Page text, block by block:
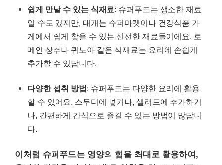
쉽게 만날 수 있는 식재료: 슈퍼푸드는 생소한 재료
일 수도 있지만, 대개는 슈퍼마켓이나 건강식품 가
게에서 쉽게 찾을 수 있는 신선한 재료들이에요. 로
메인 상추나 퀴노아 같은 식재료는 요리에 손쉽게
추가할 수 있답니다.
다양한 섭취 방법: 슈퍼푸드는 다양한 요리에 활용
할 수 있어요. 스무디에 넣거나, 샐러드에 추가하거
나, 간편하게 간식으로 즐길 수 있는 방법이 많답니
다.
이처럼 슈퍼푸드는 영양의 힘을 최대로 활용하여,